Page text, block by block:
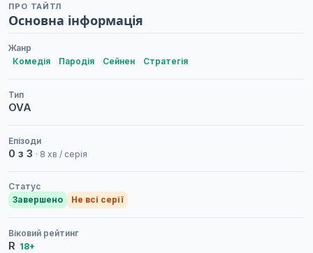
ПРО ТАЙТЛ
Основна інформація
Жанр
Комедія
Пародія Сейнен Стратегія
Тип
OVA
Епізоди
0 з 3 · 8 хв / серія
Статус
Завершено
Не всі серії
Віковий рейтинг
R 18+